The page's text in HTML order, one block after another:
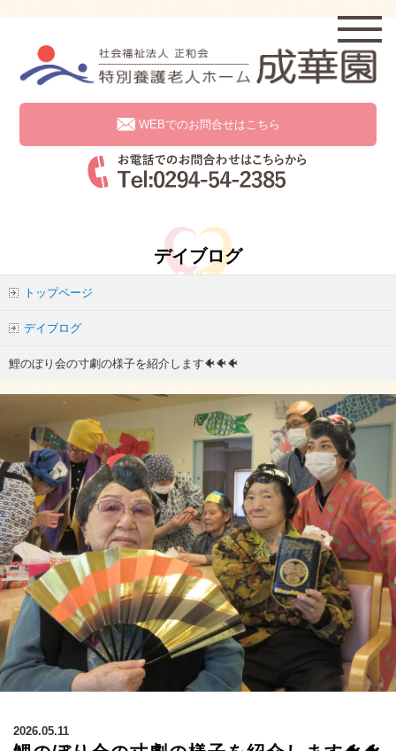
WEBでのお問合せはこちら
デイブログ
トップページ
デイブログ
鯉のぼり会の寸劇の様子を紹介します🐠🐠🐠
2026.05.11